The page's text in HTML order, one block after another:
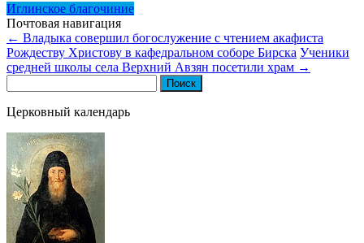
Иглинское благочиние
Почтовая навигация
← Владыка совершил богослужение с чтением акафиста
Рождеству Христову в кафедральном соборе Бирска Ученики
средней школы села Верхний Авзян посетили храм →
Церковный календарь